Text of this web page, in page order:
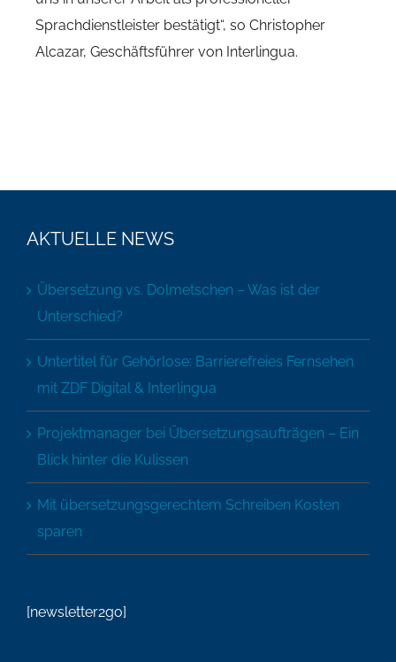
Sprachdienstleister bestätigt“, so Christopher
Alcazar, Geschäftsführer von Interlingua.
AKTUELLE NEWS
Übersetzung vs. Dolmetschen – Was ist der
Unterschied?
Untertitel für Gehörlose: Barrierefreies Fernsehen
mit ZDF Digital & Interlingua
Projektmanager bei Übersetzungsaufträgen – Ein
Blick hinter die Kulissen
Mit übersetzungsgerechtem Schreiben Kosten
sparen
[newsletter2go]